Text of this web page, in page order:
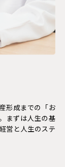
形成までの「お
まずは人生の基
営と人生のステ